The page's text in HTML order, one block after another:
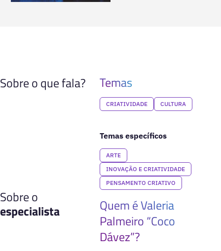
Sobre o que fala? Temas
CRIATIVIDADE CULTURA
Temas específicos
ARTE
INOVAÇÃO E CRIATIVIDADE
PENSAMENTO CRIATIVO
Sobre o
especialista
Quem é Valeria
Palmeiro “Coco
Dávez”?